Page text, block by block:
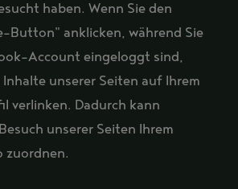
haben. Wenn Sie den
Button" anklicken, während Sie
Account eingeloggt sind,
unserer Seiten auf Ihrem
verlinken. Dadurch kann
unserer Seiten Ihrem
zuordnen.